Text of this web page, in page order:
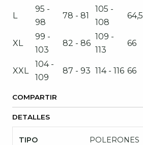
L
95 -
98
78 - 81
105 -
108
64,5
XL
99 -
103
82 - 86
109 -
113
66
XXL
104 -
109
87 - 93 114 - 116 66
COMPARTIR
DETALLES
TIPO
POLERONES